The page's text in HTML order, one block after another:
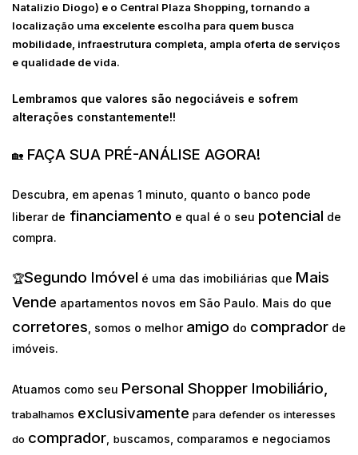
Natalizio Diogo) e o Central Plaza Shopping, tornando a
localização uma excelente escolha para quem busca
mobilidade, infraestrutura completa, ampla oferta de serviços
e qualidade de vida.
Lembramos que valores são negociáveis e sofrem
alterações constantemente!!
🏡 FAÇA SUA PRÉ-ANÁLISE AGORA!
Descubra, em apenas 1 minuto, quanto o banco pode
liberar de financiamento e qual é o seu potencial de
compra.
🏆Segundo Imóvel é uma das imobiliárias que Mais
Vende apartamentos novos em São Paulo. Mais do que
corretores , somos o melhor amigo do comprador de
imóveis.
Atuamos como seu Personal Shopper Imobiliário,
trabalhamos exclusivamente para defender os interesses
do comprador, buscamos, comparamos e negociamos